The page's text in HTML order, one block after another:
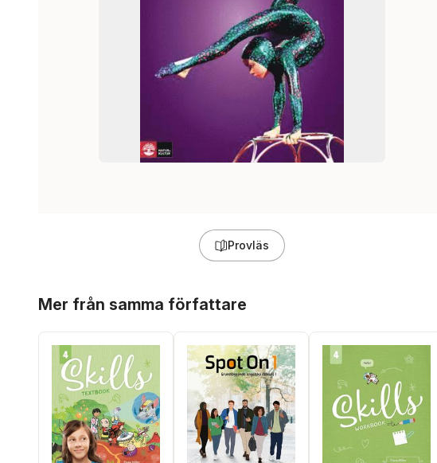
Provläs
Mer från samma författare